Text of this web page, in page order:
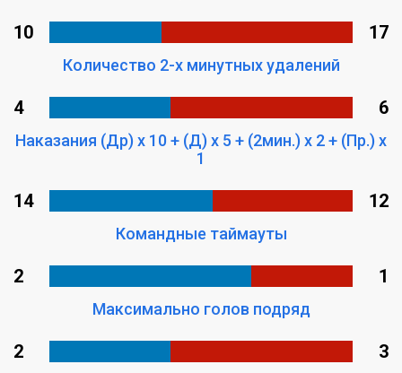
10 17
Количество 2-х минутных удалений
4 6
Наказания (Др) x 10 + (Д) x 5 + (2мин.) x 2 + (Пр.) x
1
14 12
Командные таймауты
2 1
Максимально голов подряд
2 3